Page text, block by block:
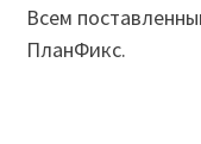
Всем
ПланФикс.